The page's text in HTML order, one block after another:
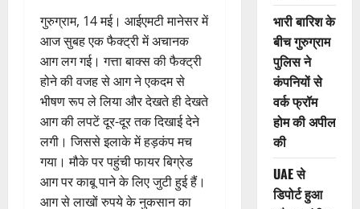
गुरुग्राम, 14 मई। आईएमटी मानेसर में
आज सुबह एक फैक्ट्री में अचानक
आग लग गई। गत्ता बाक्स की फैक्ट्री
होने की वजह से आग ने एकदम से
भीषण रूप ले लिया और देखते ही देखते
आग की लपटें दूर-दूर तक दिखाई देने
लगी। जिससे इलाके में हड़कंप मच
गया। मौके पर पहुंची फायर बिग्रेड
आग पर काबू पाने के लिए जुटी हुई हैं।
आग से लाखों रुपये के नुकसान का
भारी बारिश के
बीच गुरुग्राम
पुलिस ने
कंपनियों से
वर्क फ्रॉम
होम की अपील
की
UAE से
डिपोर्ट हुआ